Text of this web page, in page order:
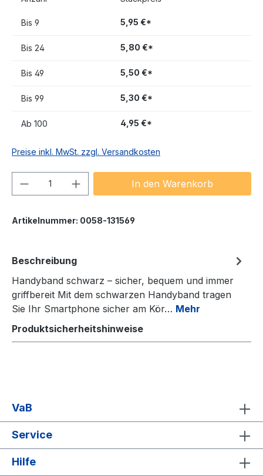
Bis 9 5,95 €*
Bis 24 5,80 €*
Bis 49 5,50 €*
Bis 99 5,30 €*
Ab 100 4,95 €*
Preise inkl. MwSt. zzgl. Versandkosten
Produkt Anzahl: Gib denIn den Warenkorb
Artikelnummer: 0058-131569
Beschreibung
Handyband schwarz – sicher, bequem und immer
griffbereit Mit dem schwarzen Handyband tragen
Sie Ihr Smartphone sicher am Kör… Mehr
Produktsicherheitshinweise
VaB
Service
Hilfe